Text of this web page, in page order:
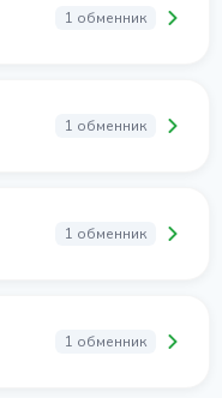
1 обменник
1 обменник
1 обменник
1 обменник